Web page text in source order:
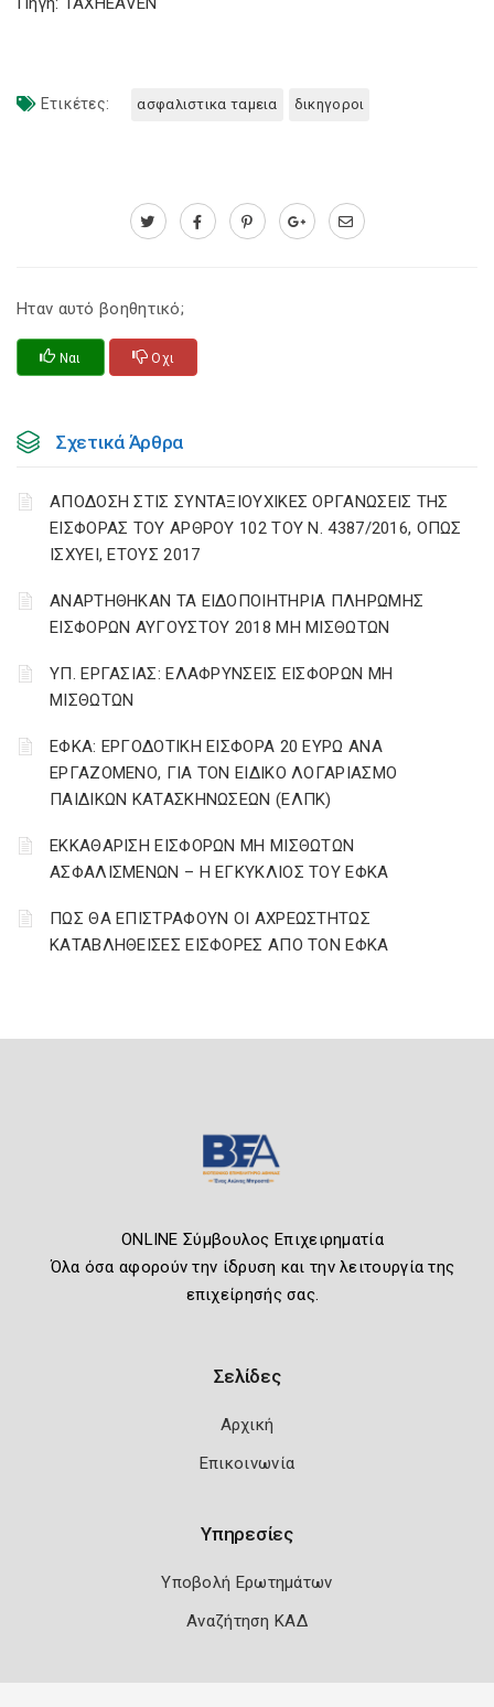
Ετικέτες: ασφαλιστικα ταμεια δικηγοροι
Ηταν αυτό βοηθητικό;
Ναι Οχι
Σχετικά Άρθρα
ΑΠΟΔΟΣΗ ΣΤΙΣ ΣΥΝΤΑΞΙΟΥΧΙΚΕΣ ΟΡΓΑΝΩΣΕΙΣ ΤΗΣ
ΕΙΣΦΟΡΑΣ ΤΟΥ ΑΡΘΡΟΥ 102 ΤΟΥ Ν. 4387/2016, ΟΠΩΣ
ΙΣΧΥΕΙ, ΕΤΟΥΣ 2017
ΑΝΑΡΤΗΘΗΚΑΝ ΤΑ ΕΙΔΟΠΟΙΗΤΗΡΙΑ ΠΛΗΡΩΜΗΣ
ΕΙΣΦΟΡΩΝ ΑΥΓΟΥΣΤΟΥ 2018 ΜΗ ΜΙΣΘΩΤΩΝ
ΥΠ. ΕΡΓΑΣΙΑΣ: ΕΛΑΦΡΥΝΣΕΙΣ ΕΙΣΦΟΡΩΝ ΜΗ
ΜΙΣΘΩΤΩΝ
ΕΦΚΑ: ΕΡΓΟΔΟΤΙΚΗ ΕΙΣΦΟΡΑ 20 ΕΥΡΩ ΑΝΑ
ΕΡΓΑΖΟΜΕΝΟ, ΓΙΑ ΤΟΝ ΕΙΔΙΚΟ ΛΟΓΑΡΙΑΣΜΟ
ΠΑΙΔΙΚΩΝ ΚΑΤΑΣΚΗΝΩΣΕΩΝ (ΕΛΠΚ)
ΕΚΚΑΘΑΡΙΣΗ ΕΙΣΦΟΡΩΝ ΜΗ ΜΙΣΘΩΤΩΝ
ΑΣΦΑΛΙΣΜΕΝΩΝ – Η ΕΓΚΥΚΛΙΟΣ ΤΟΥ ΕΦΚΑ
ΠΩΣ ΘΑ ΕΠΙΣΤΡΑΦΟΥΝ ΟΙ ΑΧΡΕΩΣΤΗΤΩΣ
ΚΑΤΑΒΛΗΘΕΙΣΕΣ ΕΙΣΦΟΡΕΣ ΑΠΟ ΤΟΝ ΕΦΚΑ
ONLINE Σύμβουλος Επιχειρηματία
Όλα όσα αφορούν την ίδρυση και την λειτουργία της
επιχείρησής σας.
Σελίδες
Αρχική
Επικοινωνία
Υπηρεσίες
Υποβολή Ερωτημάτων
Αναζήτηση ΚΑΔ